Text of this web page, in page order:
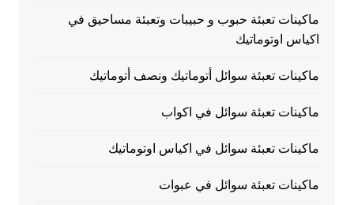
ماكينات تعبئة حبوب و حبيبات وتعبئة مساحيق في
اكياس اوتوماتيك
ماكينات تعبئة سوائل أتوماتيك ونصف أتوماتيك
ماكينات تعبئة سوائل في اكواب
ماكينات تعبئة سوائل في اكياس اوتوماتيك
ماكينات تعبئة سوائل في عبوات